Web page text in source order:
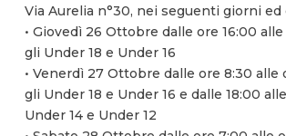
Via Aurelia n°30, nei seguenti giorni ed
• Giovedì 26 Ottobre dalle ore 16:00
gli Under 18 e Under 16
• Venerdì 27 Ottobre dalle ore 8:30 alle
gli Under 18 e Under 16 e dalle 18:00
Under 14 e Under 12